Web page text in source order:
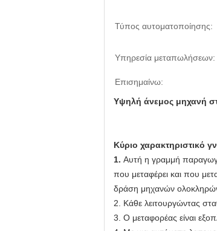
Τύπος αυτοματοποίησης:
Υπηρεσία μεταπωλήσεων:
Επισημαίνω:
Υψηλή άνεμος μηχανή
Κύριο χαρακτηριστικό
1. Αυτή η γραμμή
που μεταφέρει και που
δράση μηχανών
2. Κάθε λειτουργώντας
3. Ο μεταφορέας είναι